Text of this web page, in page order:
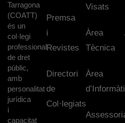
Tarragona
(COATT)
és un
col·legi
professional
de dret
públic,
amb
personalitat
jurídica
i
capacitat
Premsa
i
Revistes
Directori
de
Col·legiats
Visats
Àrea
Tècnica
Àrea